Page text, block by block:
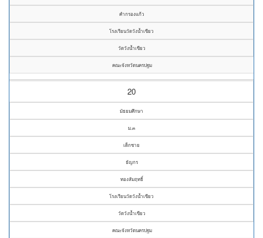
คำกรองแก้ว
โรงเรียนวัดวังน้ำเขียว
วัดวังน้ำเขียว
คณะจังหวัดนครปฐม
20
มัธยมศึกษา
ม.๓
เด็กชาย
ธัญกร
ทองสัมฤทธิ์
โรงเรียนวัดวังน้ำเขียว
วัดวังน้ำเขียว
คณะจังหวัดนครปฐม